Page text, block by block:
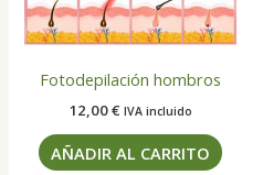
Fotodepilación hombros
12,00€ IVA incluido
AÑADIR AL CARRITO